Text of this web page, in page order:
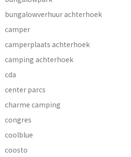
bungalowverhuur achterhoek
camper
camperplaats achterhoek
camping achterhoek
cda
center parcs
charme camping
congres
coolblue
coosto